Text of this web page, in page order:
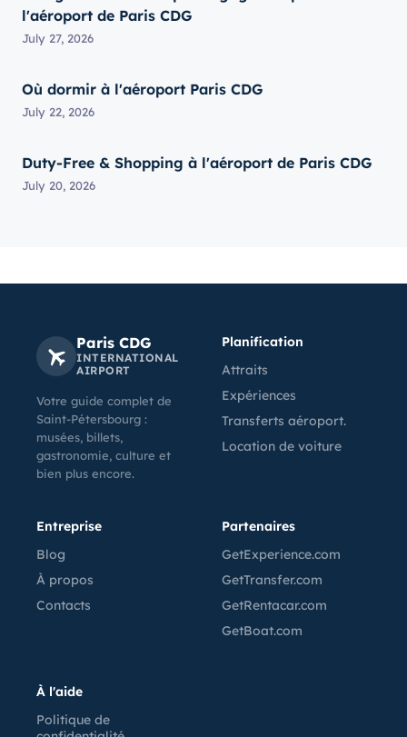
l'aéroport de Paris CDG
July 27, 2026
Où dormir à l'aéroport Paris CDG
July 22, 2026
Duty-Free & Shopping à l'aéroport de Paris CDG
July 20, 2026
Paris CDG
INTERNATIONAL
AIRPORT
Votre guide complet de
Saint-Pétersbourg :
musées, billets,
gastronomie, culture et
bien plus encore.
Planification
Attraits
Expériences
Transferts aéroport.
Location de voiture
Entreprise
Blog
À propos
Contacts
Partenaires
GetExperience.com
GetTransfer.com
GetRentacar.com
GetBoat.com
À l'aide
Politique de